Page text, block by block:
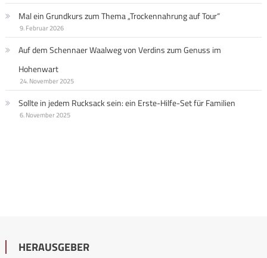
Mal ein Grundkurs zum Thema „Trockennahrung auf Tour“
9. Februar 2026
Auf dem Schennaer Waalweg von Verdins zum Genuss im
Hohenwart
24. November 2025
Sollte in jedem Rucksack sein: ein Erste-Hilfe-Set für Familien
6. November 2025
HERAUSGEBER